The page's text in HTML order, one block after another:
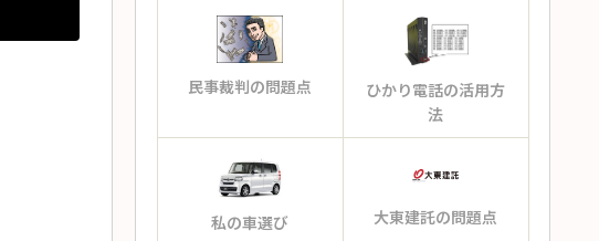
民事裁判の問題点
ひかり電話の活用方
法
私の車選び 大東建託の問題点